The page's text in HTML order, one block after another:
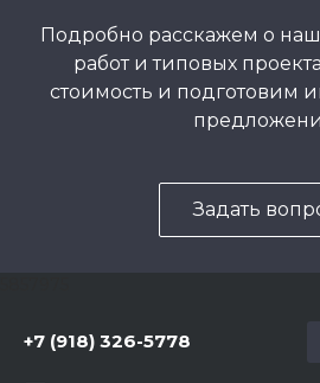
Подробно расскажем о
работ и типовых
стоимость и подготовим
Задать
+7 (918) 326-5778